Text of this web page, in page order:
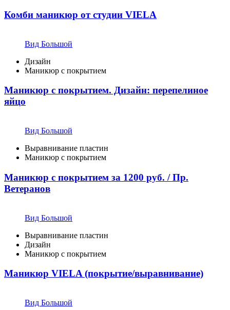
Комби маникюр от студии VIELA
Вид Большой
Дизайн
Маникюр с покрытием
Маникюр с покрытием. Дизайн: перепелиное
яйцо
Вид Большой
Выравнивание пластин
Маникюр с покрытием
Маникюр с покрытием за 1200 руб. / Пр.
Ветеранов
Вид Большой
Выравнивание пластин
Дизайн
Маникюр с покрытием
Маникюр VIELA (покрытие/выравнивание)
Вид Большой